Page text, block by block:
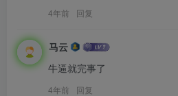
4年前 回复
马云
牛逼就完事了
4年前 回复